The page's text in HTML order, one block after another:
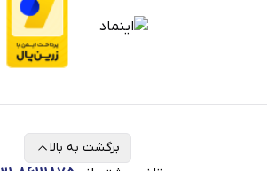
برگشت به بالا